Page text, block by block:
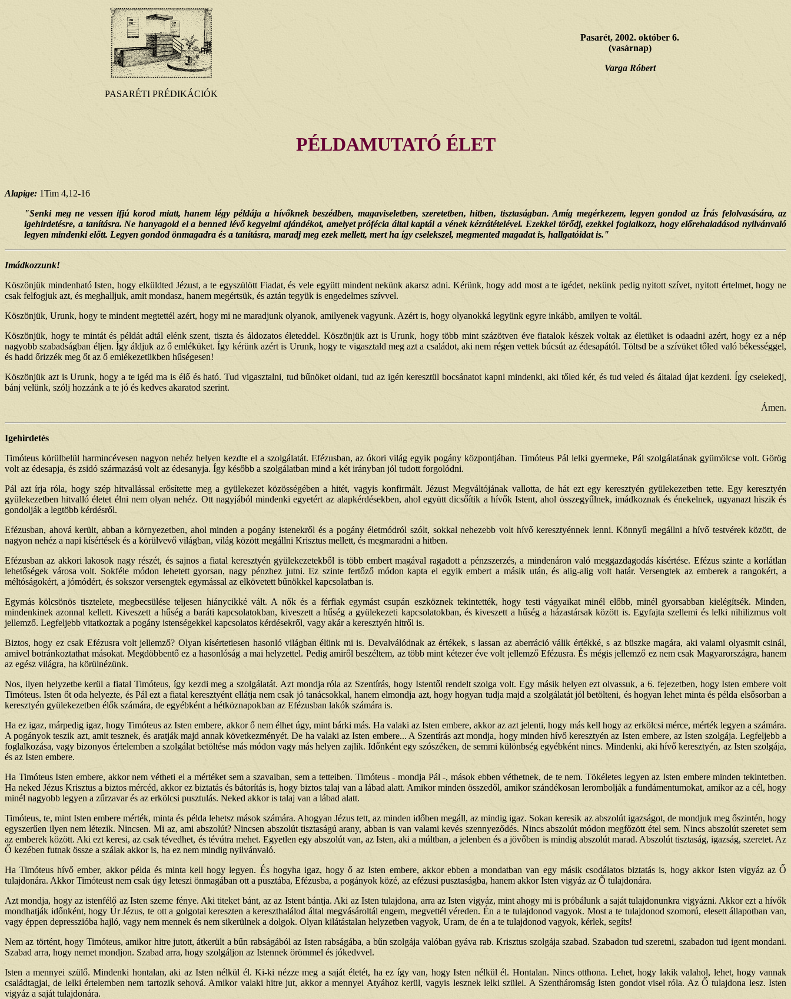
PASARÉTI PRÉDIKÁCIÓK
Pasarét, 2002. október 6.
(vasárnap)
Varga Róbert
PÉLDAMUTATÓ ÉLET
Alapige: 1Tim 4,12-16
"Senki meg ne vessen ifjú korod miatt, hanem légy példája a hívőknek beszédben, magaviseletben, szeretetben, hitben, tisztaságban. Amíg megérkezem, legyen gondod az Írás felolvasására, az
igehirdetésre, a tanításra. Ne hanyagold el a benned lévő kegyelmi ajándékot, amelyet prófécia által kaptál a vének kézrátételével. Ezekkel törődj, ezekkel foglalkozz, hogy előrehaladásod nyilvánvaló
legyen mindenki előtt. Legyen gondod önmagadra és a tanításra, maradj meg ezek mellett, mert ha így cselekszel, megmented magadat is, hallgatóidat is."
Imádkozzunk!
Köszönjük mindenható Isten, hogy elküldted Jézust, a te egyszülött Fiadat, és vele együtt mindent nekünk akarsz adni. Kérünk, hogy add most a te igédet, nekünk pedig nyitott szívet, nyitott értelmet, hogy ne
csak felfogjuk azt, és meghalljuk, amit mondasz, hanem megértsük, és aztán tegyük is engedelmes szívvel.
Köszönjük, Urunk, hogy te mindent megtettél azért, hogy mi ne maradjunk olyanok, amilyenek vagyunk. Azért is, hogy olyanokká legyünk egyre inkább, amilyen te voltál.
Köszönjük, hogy te mintát és példát adtál elénk szent, tiszta és áldozatos életeddel. Köszönjük azt is Urunk, hogy több mint százötven éve fiatalok készek voltak az életüket is odaadni azért, hogy ez a nép
nagyobb szabadságban éljen. Így áldjuk az ő emléküket. Így kérünk azért is Urunk, hogy te vigasztald meg azt a családot, aki nem régen vettek búcsút az édesapától. Töltsd be a szívüket tőled való békességgel,
és hadd őrizzék meg őt az ő emlékezetükben hűségesen!
Köszönjük azt is Urunk, hogy a te igéd ma is élő és ható. Tud vigasztalni, tud bűnöket oldani, tud az igén keresztül bocsánatot kapni mindenki, aki tőled kér, és tud veled és általad újat kezdeni. Így cselekedj,
bánj velünk, szólj hozzánk a te jó és kedves akaratod szerint.
Ámen.
Igehirdetés
Timóteus körülbelül harmincévesen nagyon nehéz helyen kezdte el a szolgálatát. Efézusban, az ókori világ egyik pogány központjában. Timóteus Pál lelki gyermeke, Pál szolgálatának gyümölcse volt. Görög
volt az édesapja, és zsidó származású volt az édesanyja. Így később a szolgálatban mind a két irányban jól tudott forgolódni.
Pál azt írja róla, hogy szép hitvallással erősítette meg a gyülekezet közösségében a hitét, vagyis konfirmált. Jézust Megváltójának vallotta, de hát ezt egy keresztyén gyülekezetben tette. Egy keresztyén
gyülekezetben hitvalló életet élni nem olyan nehéz. Ott nagyjából mindenki egyetért az alapkérdésekben, ahol együtt dicsőítik a hívők Istent, ahol összegyűlnek, imádkoznak és énekelnek, ugyanazt hiszik és
gondolják a legtöbb kérdésről.
Efézusban, ahová került, abban a környezetben, ahol minden a pogány istenekről és a pogány életmódról szólt, sokkal nehezebb volt hívő keresztyénnek lenni. Könnyű megállni a hívő testvérek között, de
nagyon nehéz a napi kísértések és a körülvevő világban, világ között megállni Krisztus mellett, és megmaradni a hitben.
Efézusban az akkori lakosok nagy részét, és sajnos a fiatal keresztyén gyülekezetekből is több embert magával ragadott a pénzszerzés, a mindenáron való meggazdagodás kísértése. Efézus szinte a korlátlan
lehetőségek városa volt. Sokféle módon lehetett gyorsan, nagy pénzhez jutni. Ez szinte fertőző módon kapta el egyik embert a másik után, és alig-alig volt határ. Versengtek az emberek a rangokért, a
méltóságokért, a jómódért, és sokszor versengtek egymással az elkövetett bűnökkel kapcsolatban is.
Egymás kölcsönös tisztelete, megbecsülése teljesen hiánycikké vált. A nők és a férfiak egymást csupán eszköznek tekintették, hogy testi vágyaikat minél előbb, minél gyorsabban kielégítsék. Minden,
mindenkinek azonnal kellett. Kiveszett a hűség a baráti kapcsolatokban, kiveszett a hűség a gyülekezeti kapcsolatokban, és kiveszett a hűség a házastársak között is. Egyfajta szellemi és lelki nihilizmus volt
jellemző. Legfeljebb vitatkoztak a pogány istenségekkel kapcsolatos kérdésekről, vagy akár a keresztyén hitről is.
Biztos, hogy ez csak Efézusra volt jellemző? Olyan kísértetiesen hasonló világban élünk mi is. Devalválódnak az értékek, s lassan az aberráció válik értékké, s az büszke magára, aki valami olyasmit csinál,
amivel botránkoztathat másokat. Megdöbbentő ez a hasonlóság a mai helyzettel. Pedig amiről beszéltem, az több mint kétezer éve volt jellemző Efézusra. És mégis jellemző ez nem csak Magyarországra, hanem
az egész világra, ha körülnézünk.
Nos, ilyen helyzetbe kerül a fiatal Timóteus, így kezdi meg a szolgálatát. Azt mondja róla az Szentírás, hogy Istentől rendelt szolga volt. Egy másik helyen ezt olvassuk, a 6. fejezetben, hogy Isten embere volt
Timóteus. Isten őt oda helyezte, és Pál ezt a fiatal keresztyént ellátja nem csak jó tanácsokkal, hanem elmondja azt, hogy hogyan tudja majd a szolgálatát jól betölteni, és hogyan lehet minta és példa elsősorban a
keresztyén gyülekezetben élők számára, de egyébként a hétköznapokban az Efézusban lakók számára is.
Ha ez igaz, márpedig igaz, hogy Timóteus az Isten embere, akkor ő nem élhet úgy, mint bárki más. Ha valaki az Isten embere, akkor az azt jelenti, hogy más kell hogy az erkölcsi mérce, mérték legyen a számára.
A pogányok teszik azt, amit tesznek, és aratják majd annak következményét. De ha valaki az Isten embere... A Szentírás azt mondja, hogy minden hívő keresztyén az Isten embere, az Isten szolgája. Legfeljebb a
foglalkozása, vagy bizonyos értelemben a szolgálat betöltése más módon vagy más helyen zajlik. Időnként egy szószéken, de semmi különbség egyébként nincs. Mindenki, aki hívő keresztyén, az Isten szolgája,
és az Isten embere.
Ha Timóteus Isten embere, akkor nem vétheti el a mértéket sem a szavaiban, sem a tetteiben. Timóteus - mondja Pál -, mások ebben véthetnek, de te nem. Tökéletes legyen az Isten embere minden tekintetben.
Ha neked Jézus Krisztus a biztos mércéd, akkor ez biztatás és bátorítás is, hogy biztos talaj van a lábad alatt. Amikor minden összedől, amikor szándékosan lerombolják a fundámentumokat, amikor az a cél, hogy
minél nagyobb legyen a zűrzavar és az erkölcsi pusztulás. Neked akkor is talaj van a lábad alatt.
Timóteus, te, mint Isten embere mérték, minta és példa lehetsz mások számára. Ahogyan Jézus tett, az minden időben megáll, az mindig igaz. Sokan keresik az abszolút igazságot, de mondjuk meg őszintén, hogy
egyszerűen ilyen nem létezik. Nincsen. Mi az, ami abszolút? Nincsen abszolút tisztaságú arany, abban is van valami kevés szennyeződés. Nincs abszolút módon megfőzött étel sem. Nincs abszolút szeretet sem
az emberek között. Aki ezt keresi, az csak tévedhet, és tévútra mehet. Egyetlen egy abszolút van, az Isten, aki a múltban, a jelenben és a jövőben is mindig abszolút marad. Abszolút tisztaság, igazság, szeretet. Az
Ő kezében futnak össze a szálak akkor is, ha ez nem mindig nyilvánvaló.
Ha Timóteus hívő ember, akkor példa és minta kell hogy legyen. És hogyha igaz, hogy ő az Isten embere, akkor ebben a mondatban van egy másik csodálatos biztatás is, hogy akkor Isten vigyáz az Ő
tulajdonára. Akkor Timóteust nem csak úgy leteszi önmagában ott a pusztába, Efézusba, a pogányok közé, az efézusi pusztaságba, hanem akkor Isten vigyáz az Ő tulajdonára.
Azt mondja, hogy az istenfélő az Isten szeme fénye. Aki titeket bánt, az az Istent bántja. Aki az Isten tulajdona, arra az Isten vigyáz, mint ahogy mi is próbálunk a saját tulajdonunkra vigyázni. Akkor ezt a hívők
mondhatják időnként, hogy Úr Jézus, te ott a golgotai kereszten a kereszthalálod által megvásároltál engem, megvettél véreden. Én a te tulajdonod vagyok. Most a te tulajdonod szomorú, elesett állapotban van,
vagy éppen depresszióba hajló, vagy nem mennek és nem sikerülnek a dolgok. Olyan kilátástalan helyzetben vagyok, Uram, de én a te tulajdonod vagyok, kérlek, segíts!
Nem az történt, hogy Timóteus, amikor hitre jutott, átkerült a bűn rabságából az Isten rabságába, a bűn szolgája valóban gyáva rab. Krisztus szolgája szabad. Szabadon tud szeretni, szabadon tud igent mondani.
Szabad arra, hogy nemet mondjon. Szabad arra, hogy szolgáljon az Istennek örömmel és jókedvvel.
Isten a mennyei szülő. Mindenki hontalan, aki az Isten nélkül él. Ki-ki nézze meg a saját életét, ha ez így van, hogy Isten nélkül él. Hontalan. Nincs otthona. Lehet, hogy lakik valahol, lehet, hogy vannak
családtagjai, de lelki értelemben nem tartozik sehová. Amikor valaki hitre jut, akkor a mennyei Atyához kerül, vagyis lesznek lelki szülei. A Szentháromság Isten gondot visel róla. Az Ő tulajdona lesz. Isten
vigyáz a saját tulajdonára.